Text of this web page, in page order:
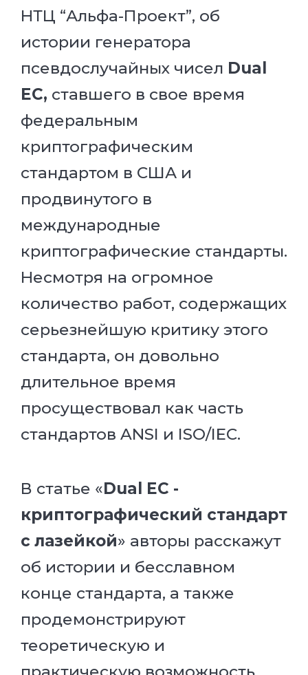
НТЦ “Альфа-Проект”, об
истории генератора
псевдослучайных чисел Dual
EC, ставшего в свое время
федеральным
криптографическим
стандартом в США и
продвинутого в
международные
криптографические стандарты.
Несмотря на огромное
количество работ, содержащих
серьезнейшую критику этого
стандарта, он довольно
длительное время
просуществовал как часть
стандартов ANSI и ISO/IEC.
В статье «Dual EC -
криптографический стандарт
с лазейкой» авторы расскажут
об истории и бесславном
конце стандарта, а также
продемонстрируют
теоретическую и